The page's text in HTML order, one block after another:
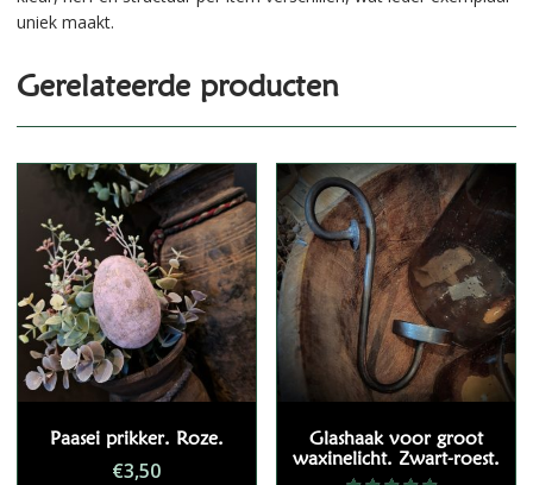
uniek maakt.
Gerelateerde producten
Paasei prikker. Roze.
€3,50
Glashaak voor groot
waxinelicht. Zwart-roest.